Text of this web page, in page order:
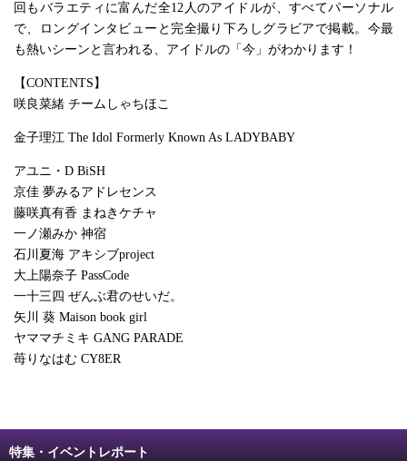
回もバラエティに富んだ全12人のアイドルが、すべてパーソナル
で、ロングインタビューと完全撮り下ろしグラビアで掲載。今最
も熱いシーンと言われる、アイドルの「今」がわかります！
【CONTENTS】
咲良菜緒 チームしゃちほこ
金子理江 The Idol Formerly Known As LADYBABY
アユニ・D BiSH
京佳 夢みるアドレセンス
藤咲真有香 まねきケチャ
一ノ瀬みか 神宿
石川夏海 アキシブproject
大上陽奈子 PassCode
一十三四 ぜんぶ君のせいだ。
矢川 葵 Maison book girl
ヤママチミキ GANG PARADE
苺りなはむ CY8ER
特集・イベントレポート